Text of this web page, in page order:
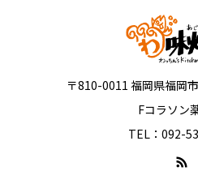
〒810-0011 福岡県福岡
Fコラソン
TEL：092-